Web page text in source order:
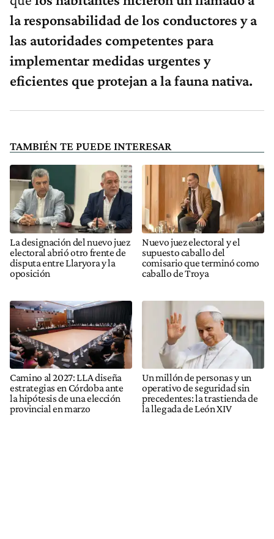
la responsabilidad de los conductores y a
las autoridades competentes para
implementar medidas urgentes y
eficientes que protejan a la fauna nativa.
TAMBIÉN TE PUEDE INTERESAR
La designación del nuevo juez
electoral abrió otro frente de
disputa entre Llaryora y la
oposición
Nuevo juez electoral y el
supuesto caballo del
comisario que terminó como
caballo de Troya
Camino al 2027: LLA diseña
estrategias en Córdoba ante
la hipótesis de una elección
provincial en marzo
Un millón de personas y un
operativo de seguridad sin
precedentes: la trastienda de
la llegada de León XIV